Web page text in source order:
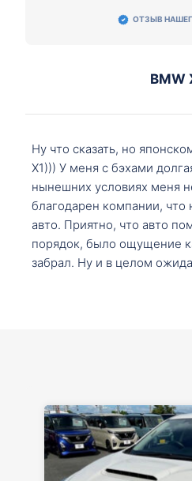
ОТЗЫВ
BMW
Ну что сказать, но
X1))) У меня с бэхами
нынешних условиях меня
благодарен компании,
авто. Приятно, что авто
порядок, было ощущение
забрал. Ну и в целом